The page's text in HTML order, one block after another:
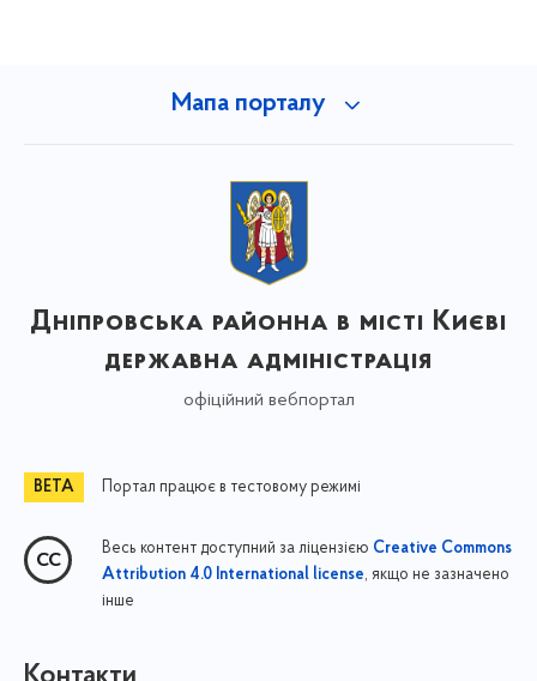
Мапа порталу
Дніпровська районна в місті Києві
державна адміністрація
офіційний вебпортал
Портал працює в тестовому режимі
Весь контент доступний за ліцензією Creative Commons
Attribution 4.0 International license, якщо не зазначено
інше